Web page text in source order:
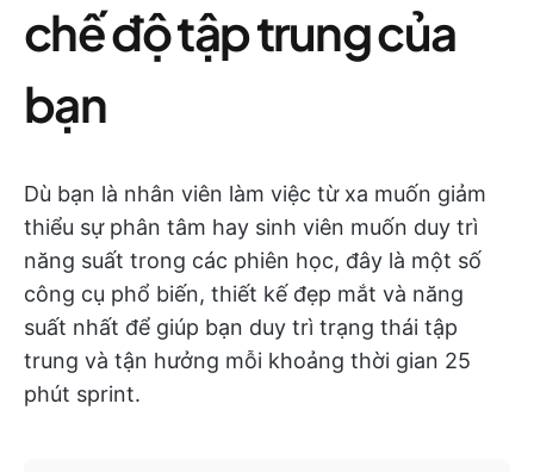
chế độ tập trung của
bạn
Dù bạn là nhân viên làm việc từ xa muốn giảm
thiểu sự phân tâm hay sinh viên muốn duy trì
năng suất trong các phiên học, đây là một số
công cụ phổ biến, thiết kế đẹp mắt và năng
suất nhất để giúp bạn duy trì trạng thái tập
trung và tận hưởng mỗi khoảng thời gian 25
phút sprint.